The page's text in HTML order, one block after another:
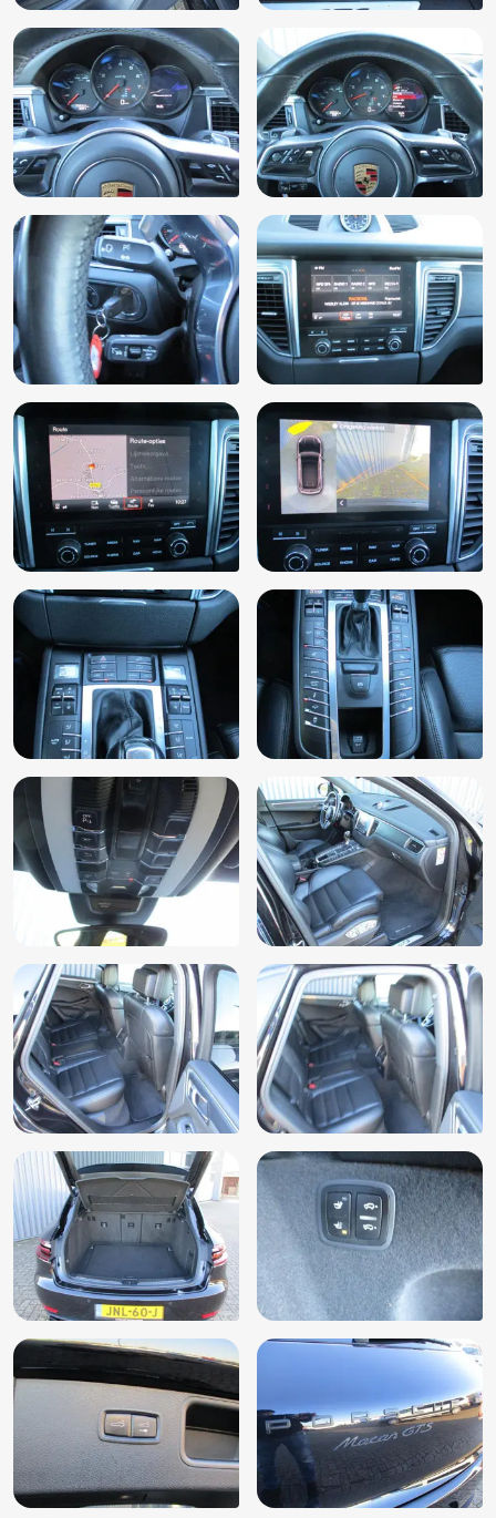
Vervolgbotsing preventie
Voorstoel(en) elektrisch verstelbaar
Voorstoelen verwarmd
Warmtewerend glas